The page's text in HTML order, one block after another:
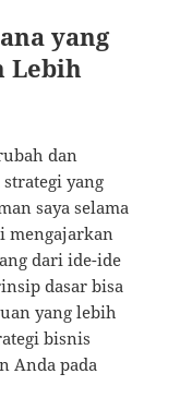
yang
Lebih
dan
yang
saya selama
mengajarkan
dari ide-ide
dasar bisa
yang lebih
bisnis
Anda pada